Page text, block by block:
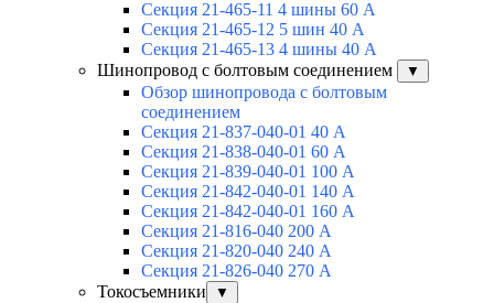
Секция 21-465-11 4 шины 60 А
Секция 21-465-12 5 шин 40 А
Секция 21-465-13 4 шины 40 А
Шинопровод с болтовым соединением
▼
Обзор шинопровода с болтовым
соединением
Секция 21-837-040-01 40 А
Секция 21-838-040-01 60 А
Секция 21-839-040-01 100 А
Секция 21-842-040-01 140 А
Секция 21-842-040-01 160 А
Секция 21-816-040 200 А
Секция 21-820-040 240 А
Секция 21-826-040 270 А
Токосъемники
▼